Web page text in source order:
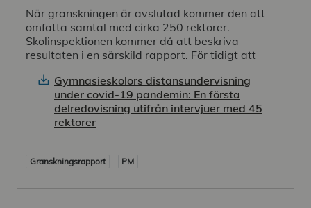
När granskningen är avslutad kommer den att
omfatta samtal med cirka 250 rektorer.
Skolinspektionen kommer då att beskriva
resultaten i en särskild rapport. För tidigt att
Gymnasieskolors distansundervisning
under covid-19 pandemin: En första
delredovisning utifrån intervjuer med 45
rektorer
Granskningsrapport PM